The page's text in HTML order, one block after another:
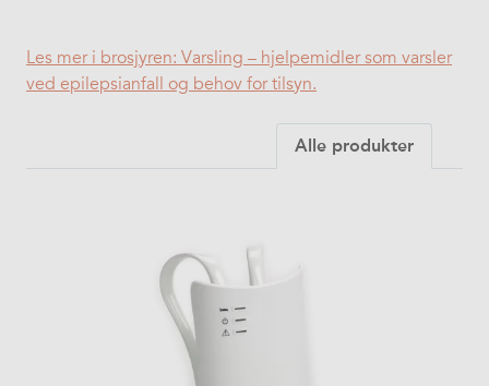
Les mer i brosjyren: Varsling – hjelpemidler som varsler
ved epilepsianfall og behov for tilsyn.
Alle produkter